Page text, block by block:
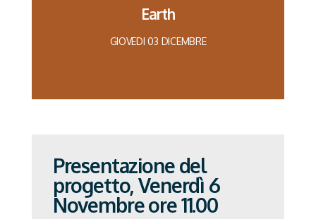
CLEAN ENERGY
Earth
GIOVEDI 03 DICEMBRE
Ingegneria dei materiali
Ing. Davide Alberti
Presentazione del
progetto, Venerdì 6
Novembre ore 11.00